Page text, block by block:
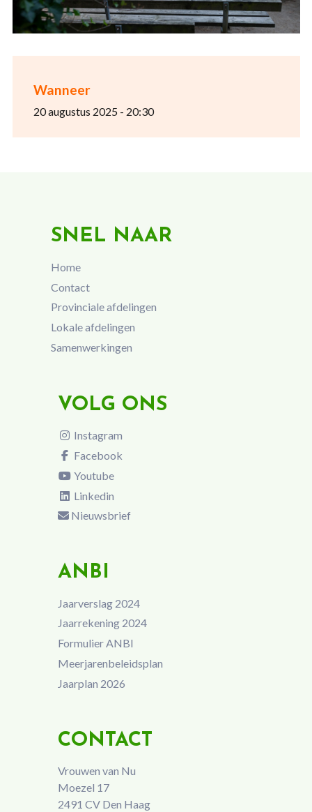
Wanneer
20 augustus 2025 - 20:30
SNEL NAAR
Home
Contact
Provinciale afdelingen
Lokale afdelingen
Samenwerkingen
VOLG ONS
Instagram
Facebook
Youtube
Linkedin
Nieuwsbrief
ANBI
Jaarverslag 2024
Jaarrekening 2024
Formulier ANBI
Meerjarenbeleidsplan
Jaarplan 2026
CONTACT
Vrouwen van Nu
Moezel 17
2491 CV Den Haag